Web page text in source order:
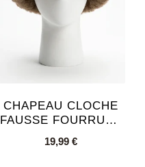
CHAPEAU CLOCHE
FAUSSE FOURRURE
FEMME ÉLÉGANT
19,99 €